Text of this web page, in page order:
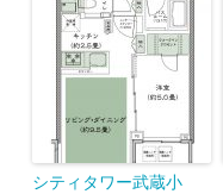
シティタワー武蔵小